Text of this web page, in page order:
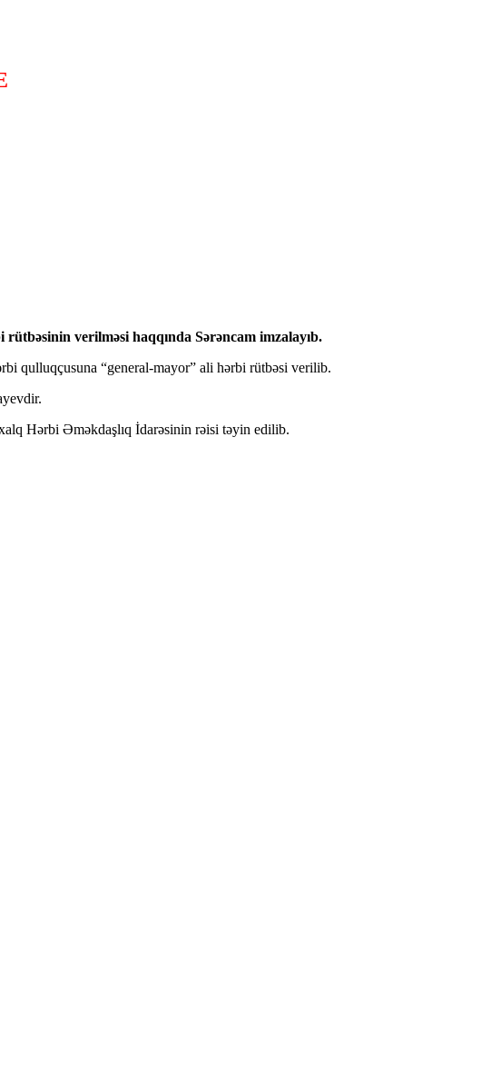
verilməsi haqqında Sərəncam imzalayıb.
qulluqçusuna “general-mayor” ali hərbi rütbəsi verilib.
Hərbi Əməkdaşlıq İdarəsinin rəisi təyin edilib.